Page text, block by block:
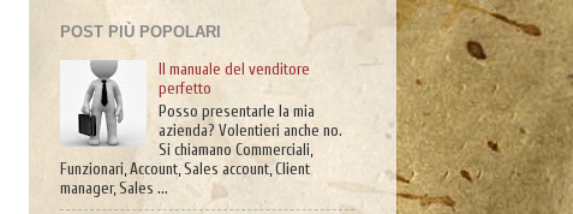
POST PIÙ POPOLARI
Il manuale del venditore
perfetto
Posso presentarle la mia
azienda? Volentieri anche no.
Si chiamano Commerciali,
Funzionari, Account, Sales account, Client
manager, Sales ...